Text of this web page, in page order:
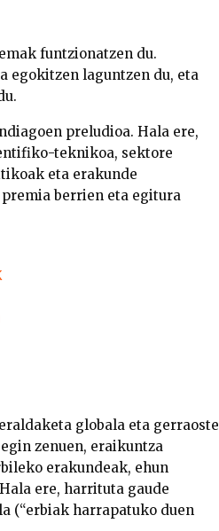
funtzionatzen du.
egokitzen laguntzen du, eta
preludioa. Hala ere,
teknikoa, sektore
eta erakunde
berrien eta egitura
globala eta gerraoste
zenuen, eraikuntza
erakundeak, ehun
ere, harrituta gaude
(“erbiak harrapatuko duen